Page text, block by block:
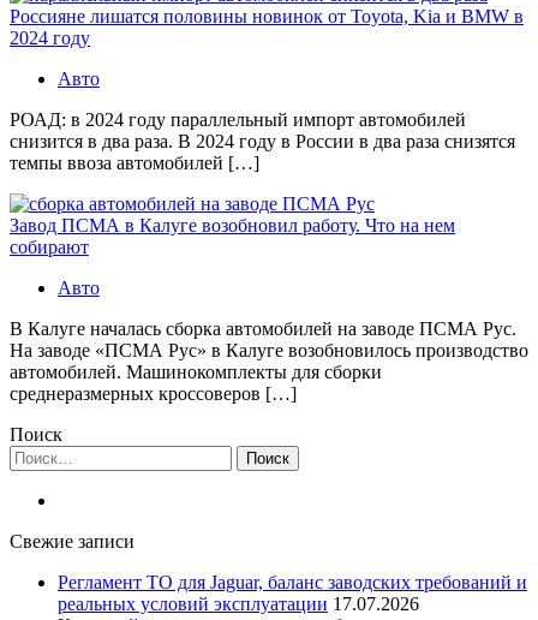
Россияне лишатся половины новинок от Toyota, Kia и BMW в
2024 году
Авто
РОАД: в 2024 году параллельный импорт автомобилей
снизится в два раза. В 2024 году в России в два раза снизятся
темпы ввоза автомобилей […]
Завод ПСМА в Калуге возобновил работу. Что на нем
собирают
Авто
В Калуге началась сборка автомобилей на заводе ПСМА Рус.
На заводе «ПСМА Рус» в Калуге возобновилось производство
автомобилей. Машинокомплекты для сборки
среднеразмерных кроссоверов […]
Поиск
Найти:
Свежие записи
Регламент ТО для Jaguar, баланс заводских требований и
реальных условий эксплуатации 17.07.2026